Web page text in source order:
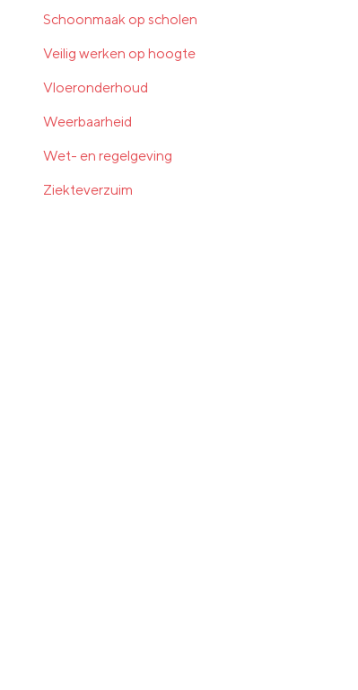
Schoonmaak op scholen
Veilig werken op hoogte
Vloeronderhoud
Weerbaarheid
Wet- en regelgeving
Ziekteverzuim